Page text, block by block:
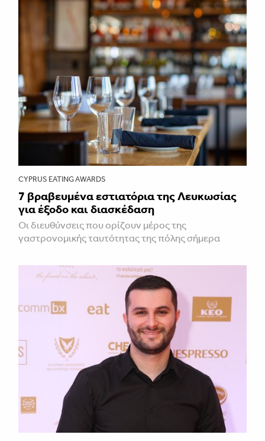
CYPRUS EATING AWARDS
7 βραβευμένα εστιατόρια της Λευκωσίας
για έξοδο και διασκέδαση
Οι διευθύνσεις που ορίζουν μέρος της
γαστρονομικής ταυτότητας της πόλης σήμερα